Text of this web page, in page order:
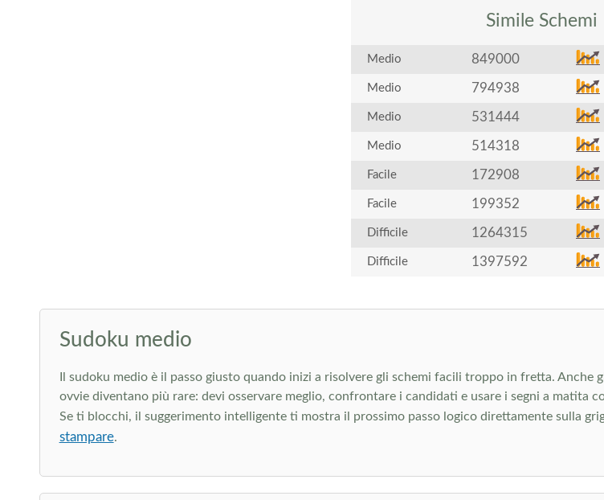
Simile Schemi
Medio 849000
Medio 794938
Medio 531444
Medio 514318
Facile 172908
Facile 199352
Difficile 1264315
Difficile 1397592
Sudoku medio
Il sudoku medio è il passo giusto quando inizi a risolvere gli schemi facili troppo in fretta.
ovvie diventano più rare: devi osservare meglio, confrontare i candidati e usare i segni a matita
Se ti blocchi, il suggerimento intelligente ti mostra il prossimo passo logico direttamente sulla
stampare.